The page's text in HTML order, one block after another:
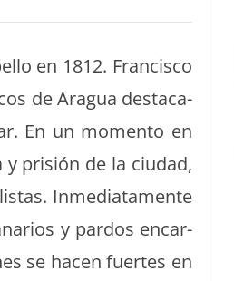
en 1812. Fran­cis­co
de Aragua desta­ca­
En un momen­to en
y prisión de la ciu­dad,
Inmedi­ata­mente
y par­dos encar­
se hacen fuertes en